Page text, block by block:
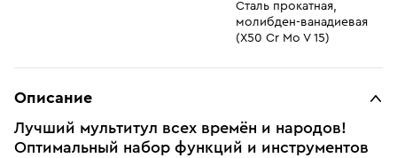
Сталь прокатная,
молибден-ванадиевая
(X50 Cr Mo V 15)
Описание
Лучший мультитул всех времён и народов!
Оптимальный набор функций и инструментов